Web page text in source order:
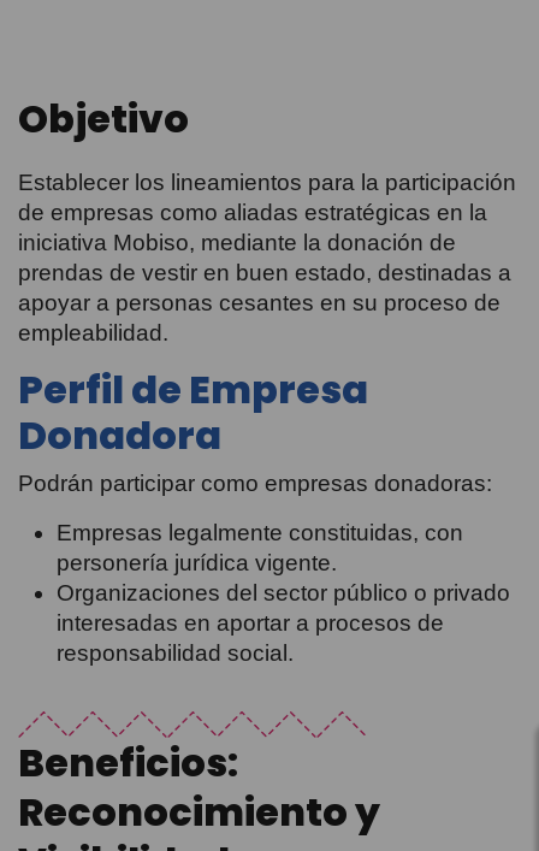
Objetivo
Establecer los lineamientos para la participación
de empresas como aliadas estratégicas en la
iniciativa Mobiso, mediante la donación de
prendas de vestir en buen estado, destinadas a
apoyar a personas cesantes en su proceso de
empleabilidad.
Perfil de Empresa
Donadora
Podrán participar como empresas donadoras:
Empresas legalmente constituidas, con
personería jurídica vigente.
Organizaciones del sector público o privado
interesadas en aportar a procesos de
responsabilidad social.
Beneficios:
Reconocimiento y